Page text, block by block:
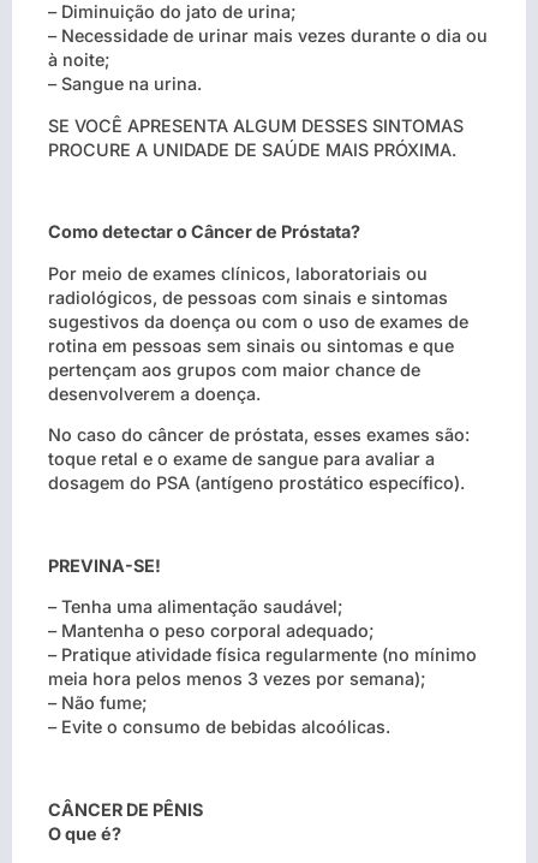
– Diminuição do jato de urina;
– Necessidade de urinar mais vezes durante o dia ou
à noite;
– Sangue na urina.
SE VOCÊ APRESENTA ALGUM DESSES SINTOMAS
PROCURE A UNIDADE DE SAÚDE MAIS PRÓXIMA.
Como detectar o Câncer de Próstata?
Por meio de exames clínicos, laboratoriais ou
radiológicos, de pessoas com sinais e sintomas
sugestivos da doença ou com o uso de exames de
rotina em pessoas sem sinais ou sintomas e que
pertençam aos grupos com maior chance de
desenvolverem a doença.
No caso do câncer de próstata, esses exames são:
toque retal e o exame de sangue para avaliar a
dosagem do PSA (antígeno prostático específico).
PREVINA-SE!
– Tenha uma alimentação saudável;
– Mantenha o peso corporal adequado;
– Pratique atividade física regularmente (no mínimo
meia hora pelos menos 3 vezes por semana);
– Não fume;
– Evite o consumo de bebidas alcoólicas.
CÂNCER DE PÊNIS
O que é?